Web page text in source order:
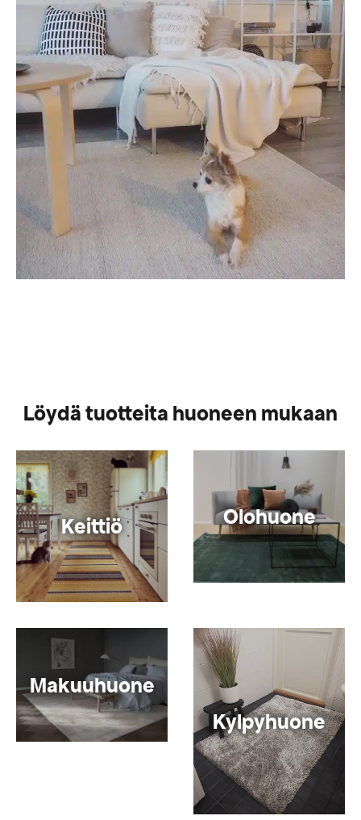
Löydä tuotteita huoneen mukaan
Keittiö Olohuone
Makuuhuone
Kylpyhuone